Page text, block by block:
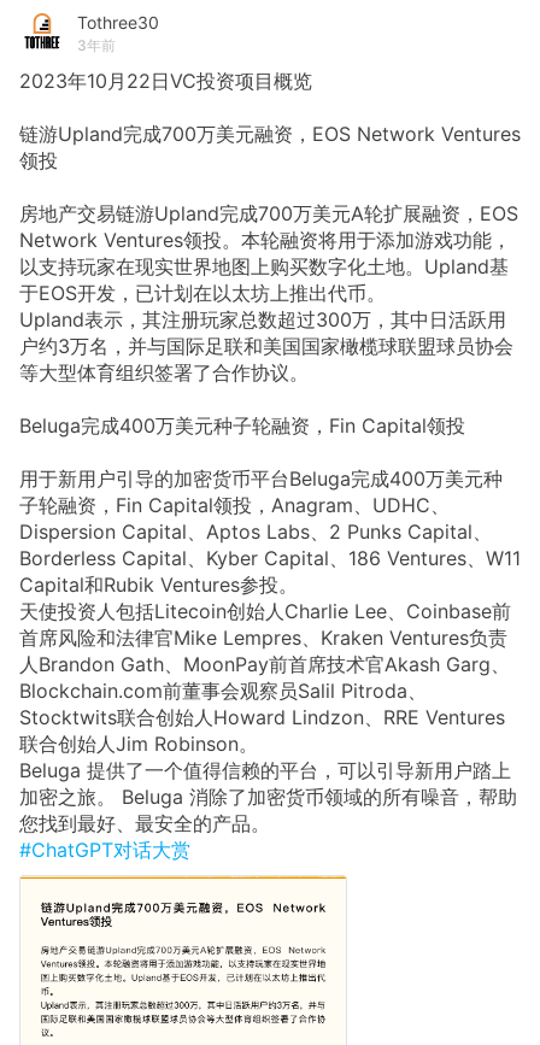
Tothree30
3年前
2023年10月22日VC投资项目概览
链游Upland完成700万美元融资，EOS Network Ventures
领投
房地产交易链游Upland完成700万美元A轮扩展融资，EOS
Network Ventures领投。本轮融资将用于添加游戏功能，
以支持玩家在现实世界地图上购买数字化土地。Upland基
于EOS开发，已计划在以太坊上推出代币。
Upland表示，其注册玩家总数超过300万，其中日活跃用
户约3万名，并与国际足联和美国国家橄榄球联盟球员协会
等大型体育组织签署了合作协议。
Beluga完成400万美元种子轮融资，Fin Capital领投
用于新用户引导的加密货币平台Beluga完成400万美元种
子轮融资，Fin Capital领投，Anagram、UDHC、
Dispersion Capital、Aptos Labs、2 Punks Capital、
Borderless Capital、Kyber Capital、186 Ventures、W11
Capital和Rubik Ventures参投。
天使投资人包括Litecoin创始人Charlie Lee、Coinbase前
首席风险和法律官Mike Lempres、Kraken Ventures负责
人Brandon Gath、MoonPay前首席技术官Akash Garg、
Blockchain.com前董事会观察员Salil Pitroda、
Stocktwits联合创始人Howard Lindzon、RRE Ventures
联合创始人Jim Robinson。
Beluga 提供了一个值得信赖的平台，可以引导新用户踏上
加密之旅。 Beluga 消除了加密货币领域的所有噪音，帮助
您找到最好、最安全的产品。
#ChatGPT对话大赏